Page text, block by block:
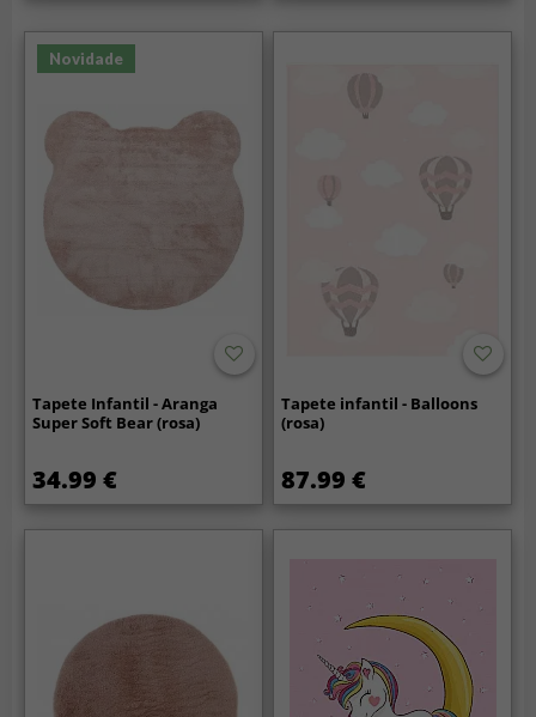
Novidade
Tapete Infantil - Aranga
Super Soft Bear (rosa)
34.99 €
Tapete infantil - Balloons
(rosa)
87.99 €